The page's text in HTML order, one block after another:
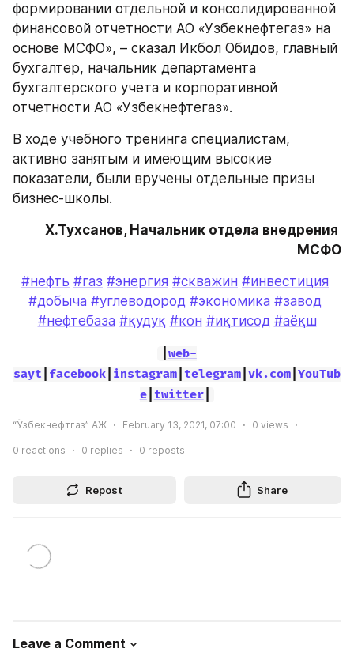
формировании отдельной и консолидированной
финансовой отчетности АО «Узбекнефтегаз» на
основе МСФО», – сказал Икбол Обидов, главный
бухгалтер, начальник департамента
бухгалтерского учета и корпоративной
отчетности АО «Узбекнефтегаз».
В ходе учебного тренинга специалистам,
активно занятым и имеющим высокие
показатели, были вручены отдельные призы
бизнес-школы.
Х.Тухсанов, Начальник отдела внедрения
МСФО
#нефть #газ #энергия #скважин #инвестиция
#добыча #углеводород #экономика #завод
#нефтебаза #қудуқ #кон #иқтисод #аёқш
web-
sayt facebook instagram telegram vk.com YouTub
e| twitter|
“Ўзбекнефтгаз” АЖ February 13, 2021, 07:00 0 views
0 reactions 0 replies 0 reposts
Repost Share
Leave a Comment